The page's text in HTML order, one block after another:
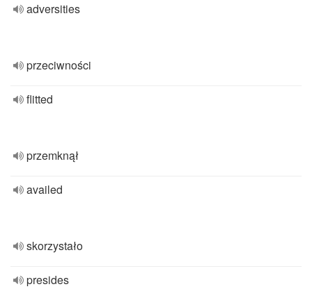
adversities
przeciwności
flitted
przemknął
availed
skorzystało
presides